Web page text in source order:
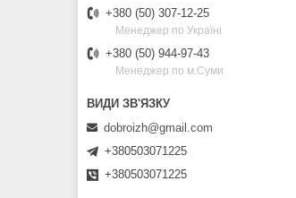
+380 (50) 307-12-25
Менеджер по Україні
+380 (50) 944-97-43
Менеджер по м.Суми
dobroizh@gmail.com
+380503071225
+380503071225